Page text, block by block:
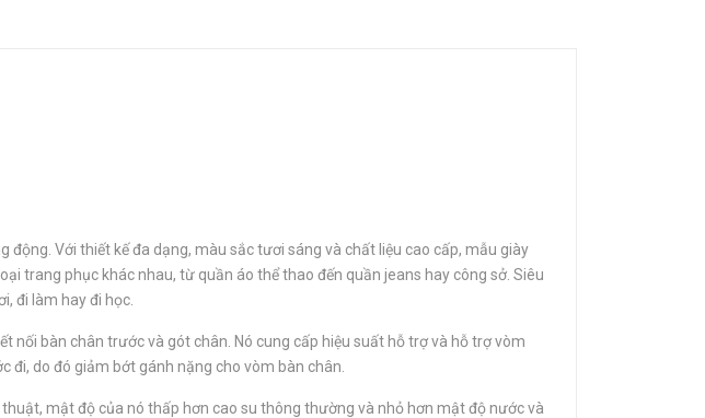
Với thiết kế đa dạng, màu sắc tươi sáng và chất liệu cao cấp, mẫu giày
trang phục khác nhau, từ quần áo thể thao đến quần jeans hay công sở. Siêu
đi làm hay đi học.
nối bàn chân trước và gót chân. Nó cung cấp hiệu suất hỗ trợ và hỗ trợ vòm
do đó giảm bớt gánh nặng cho vòm bàn chân.
mật độ của nó thấp hơn cao su thông thường và nhỏ hơn mật độ nước và